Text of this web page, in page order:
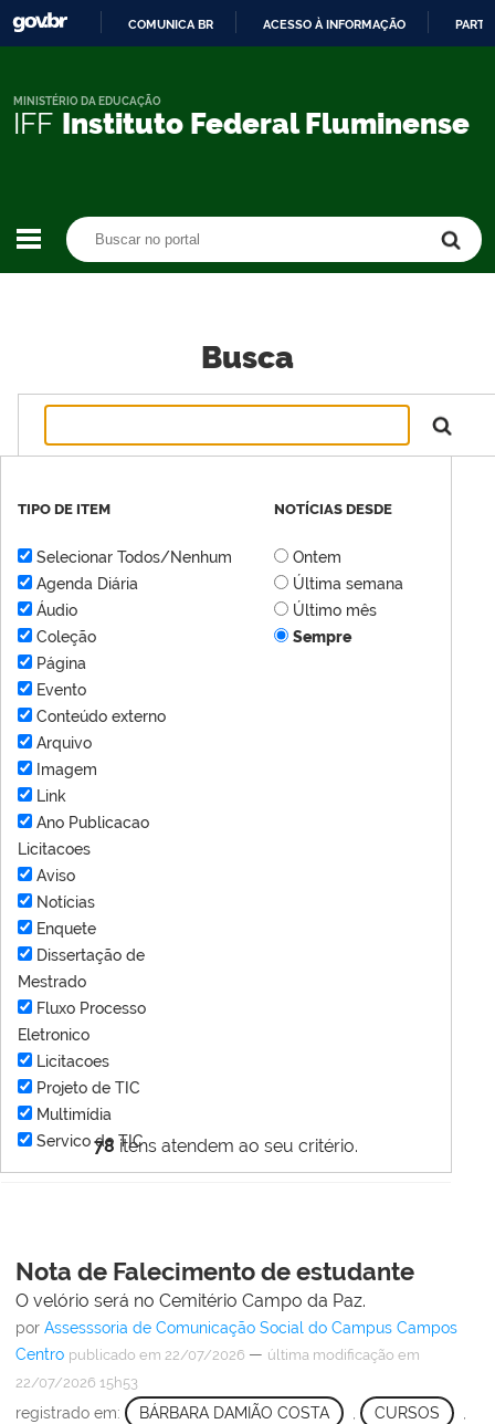
CONTEÚDO
COMUNICA BR ACESSO À INFORMAÇÃO
IFF Instituto Federal Fluminense
MINISTÉRIO DA EDUCAÇÃO
Busca
78 itens atendem ao seu critério.
TIPO DE ITEM
Selecionar Todos/Nenhum
Agenda Diária
Áudio
Coleção
Página
Evento
Conteúdo externo
Arquivo
Imagem
Link
Ano Publicacao
Licitacoes
Aviso
Notícias
Enquete
Dissertação de
Mestrado
Fluxo Processo
Eletronico
Licitacoes
Projeto de TIC
Multimídia
Servico de TIC
NOTÍCIAS DESDE
Ontem
Última semana
Último mês
Sempre
Nota de Falecimento de estudante
O velório será no Cemitério Campo da Paz.
por Assesssoria de Comunicação Social do Campus Campos
Centro publicado em 22/07/2026 — última modificação em
22/07/2026 15h53
registrado em: BÁRBARA DAMIÃO COSTA CURSOS